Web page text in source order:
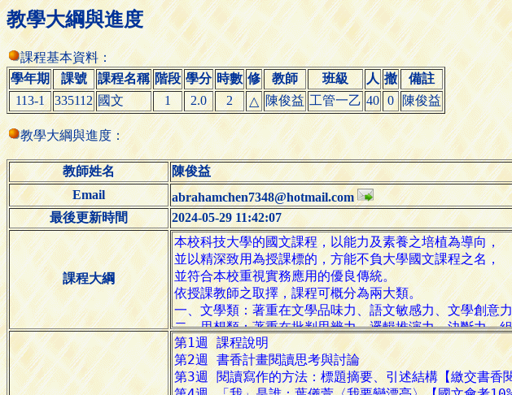
教學大綱與進度
課程基本資料：
學年期
課號 課程名稱 階段 學分 時數 修 教師 班級 人 撤
備註
113-1
335112 國文 1 2.0 2 △ 陳俊益 工管一乙 40 0 陳俊益
教學大綱與進度：
教師姓名
陳俊益
Email
abrahamchen7348@hotmail.com
最後更新時間
2024-05-29 11:42:07
課程大綱